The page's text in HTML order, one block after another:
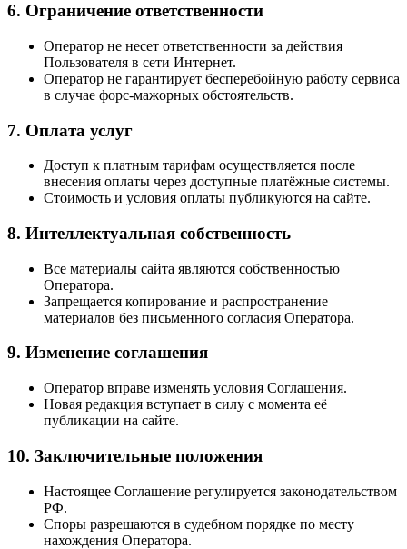
6. Ограничение ответственности
Оператор не несет ответственности за действия
Пользователя в сети Интернет.
Оператор не гарантирует бесперебойную работу сервиса
в случае форс‑мажорных обстоятельств.
7. Оплата услуг
Доступ к платным тарифам осуществляется после
внесения оплаты через доступные платёжные системы.
Стоимость и условия оплаты публикуются на сайте.
8. Интеллектуальная собственность
Все материалы сайта являются собственностью
Оператора.
Запрещается копирование и распространение
материалов без письменного согласия Оператора.
9. Изменение соглашения
Оператор вправе изменять условия Соглашения.
Новая редакция вступает в силу с момента её
публикации на сайте.
10. Заключительные положения
Настоящее Соглашение регулируется законодательством
РФ.
Споры разрешаются в судебном порядке по месту
нахождения Оператора.